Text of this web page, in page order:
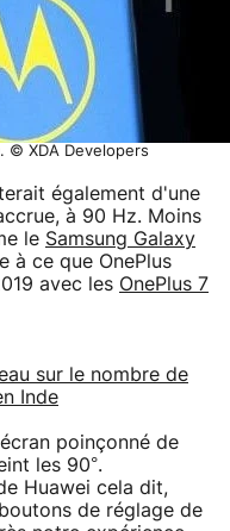
© XDA Developers
également d'une
à 90 Hz. Moins
le Samsung Galaxy
à ce que OnePlus
avec les OnePlus 7
sur le nombre de
Inde
poinçonné de
les 90°.
Huawei cela dit,
de réglage de